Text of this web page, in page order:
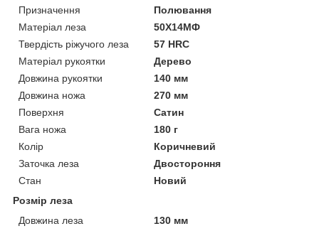
Призначення
Полювання
Матеріал леза
50Х14МФ
Твердість ріжучого леза
57 HRC
Матеріал рукоятки
Дерево
Довжина рукоятки
140 мм
Довжина ножа
270 мм
Поверхня
Сатин
Вага ножа
180 г
Колір
Коричневий
Заточка леза
Двостороння
Стан
Новий
Розмір леза
Довжина леза
130 мм